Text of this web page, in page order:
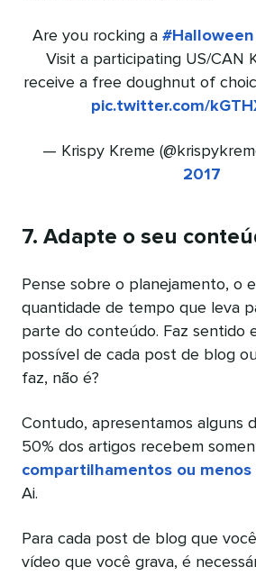
Are you rocking a #Halloween
Visit a participating US/CAN
receive a free doughnut of
pic.twitter.com/
— Krispy Kreme
2017
7. Adapte o seu
Pense sobre o planejamento, o
quantidade de tempo que leva
parte do conteúdo. Faz sentido
possível de cada post de blog
faz, não é?
Contudo, apresentamos alguns
50% dos artigos recebem
compartilhamentos ou menos
Ai.
Para cada post de blog que
vídeo que você grava, é